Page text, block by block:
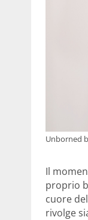
Unborned
Il
proprio
cuore del
rivolge